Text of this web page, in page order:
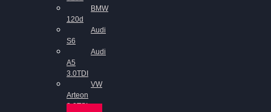
BMW
120d
Audi
S6
Audi
A5
3.0TDI
VW
Arteon
2.0TSI